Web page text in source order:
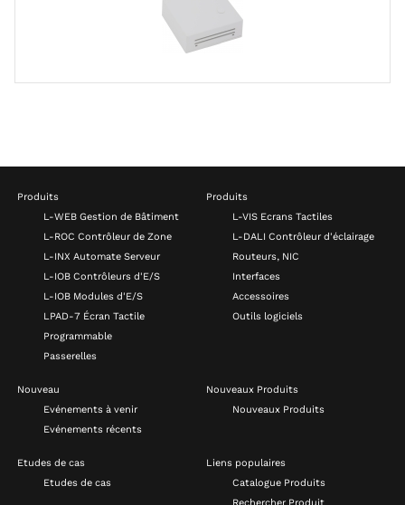
Produits
L-WEB Gestion de Bâtiment
L-ROC Contrôleur de Zone
L-INX Automate Serveur
L-IOB Contrôleurs d'E/S
L-IOB Modules d'E/S
LPAD-7 Écran Tactile
Programmable
Passerelles
Produits
L-VIS Ecrans Tactiles
L-DALI Contrôleur d'éclairage
Routeurs, NIC
Interfaces
Accessoires
Outils logiciels
Nouveau
Evénements à venir
Evénements récents
Nouveaux Produits
Nouveaux Produits
Etudes de cas
Etudes de cas
Liens populaires
Catalogue Produits